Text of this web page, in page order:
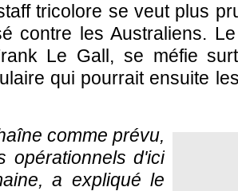
tricolore se veut plus
contre les Australiens.
Le Gall, se méfie
qui pourrait ensuite
comme prévu,
opérationnels d'ici
a expliqué le